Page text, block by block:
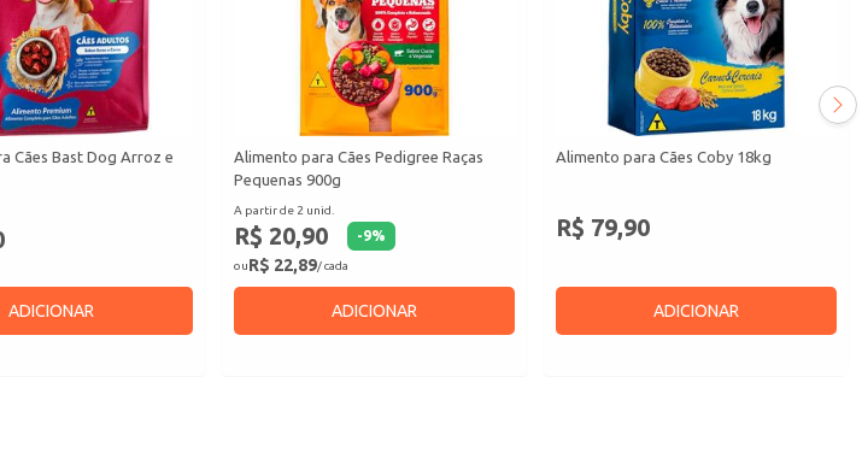
Cães Bast Dog Arroz e
ADICIONAR
Alimento para Cães Pedigree Raças
Pequenas 900g
A partir de 2 unid.
R$ 20,90 -9%
ouR$ 22,89/ cada
ADICIONAR
Alimento para Cães Coby 18kg
R$ 79,90
ADICIONAR